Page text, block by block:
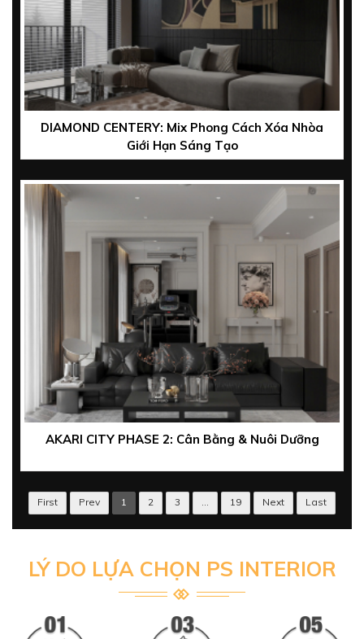
DIAMOND CENTERY: Mix Phong Cách Xóa Nhòa
Giới Hạn Sáng Tạo
AKARI CITY PHASE 2: Cân Bằng & Nuôi Dưỡng
First Prev 1 2 3 ... 19 Next Last
LÝ DO LỰA CHỌN PS INTERIOR